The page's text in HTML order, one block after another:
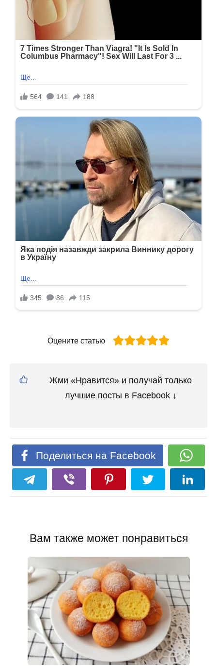
Оцените статью
Жми «Нравится» и получай только
лучшие посты в Facebook ↓
Поделиться на Facebook
Вам также может понравиться